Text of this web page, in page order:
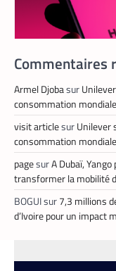
TECH
Heetch :
définir
La
En
promet de
commun
Commentaires
Armel Djobasur
consommation mondiale
visit articlesurUnilever
consommation mondiale
pagesurA Dubaï,
transformer la mobilité
BOGUIsur7,3 millions
d’Ivoire pour un impact